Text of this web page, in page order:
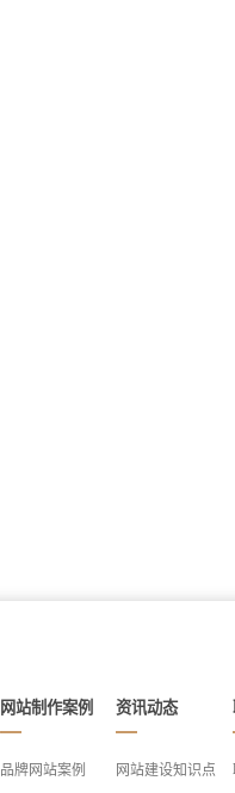
网站制作案例
品牌网站案例
资讯动态
网站建设知识点